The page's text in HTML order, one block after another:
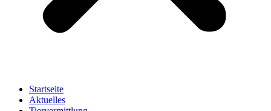
Startseite
Aktuelles